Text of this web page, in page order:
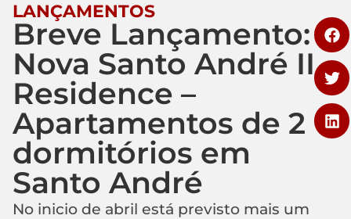
LANÇAMENTOS
Breve Lançamento:
Nova Santo André II
Residence –
Apartamentos de 2
dormitórios em
Santo André
No inicio de abril está previsto mais um